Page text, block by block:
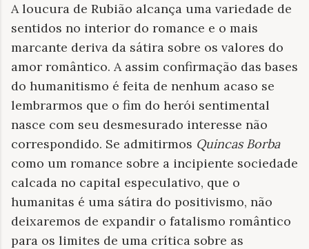
A loucura de Rubião alcança uma variedade de
sentidos no interior do romance e o mais
marcante deriva da sátira sobre os valores do
amor romântico. A assim confirmação das bases
do humanitismo é feita de nenhum acaso se
lembrarmos que o fim do herói sentimental
nasce com seu desmesurado interesse não
correspondido. Se admitirmos Quincas Borba
como um romance sobre a incipiente sociedade
calcada no capital especulativo, que o
humanitas é uma sátira do positivismo, não
deixaremos de expandir o fatalismo romântico
para os limites de uma crítica sobre as